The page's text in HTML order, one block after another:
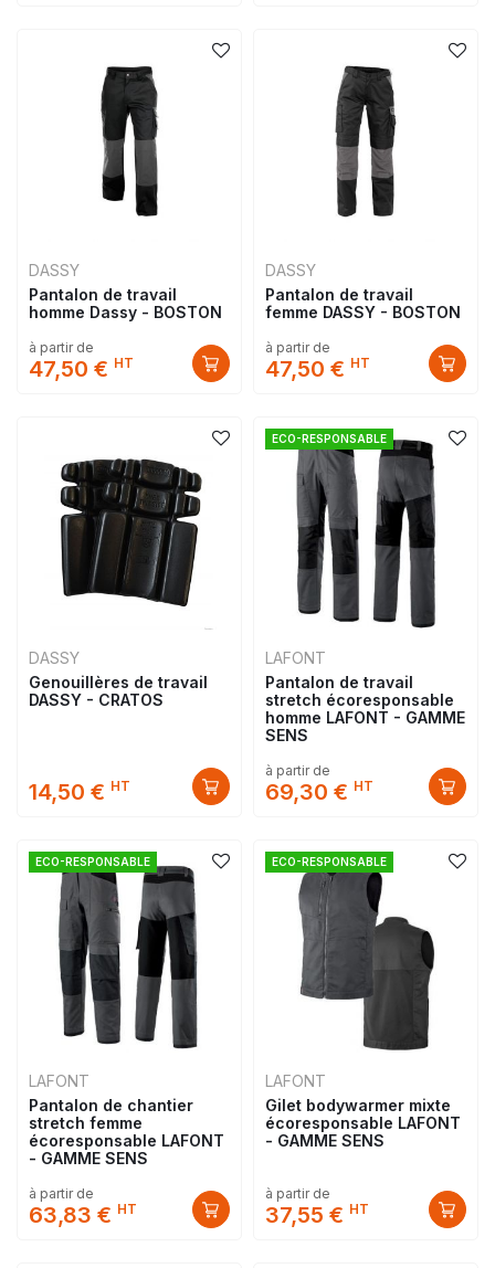
DASSY
Pantalon de travail
homme Dassy - BOSTON
à partir de
47,50 € HT
DASSY
Pantalon de travail
femme DASSY - BOSTON
à partir de
47,50 € HT
DASSY
Genouillères de travail
DASSY - CRATOS
14,50 € HT
ECO-RESPONSABLE
LAFONT
Pantalon de travail
stretch écoresponsable
homme LAFONT - GAMME
SENS
à partir de
69,30 € HT
ECO-RESPONSABLE
LAFONT
Pantalon de chantier
stretch femme
écoresponsable LAFONT
- GAMME SENS
à partir de
63,83 € HT
ECO-RESPONSABLE
LAFONT
Gilet bodywarmer mixte
écoresponsable LAFONT
- GAMME SENS
à partir de
37,55 € HT